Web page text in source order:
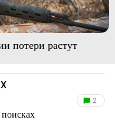
потери растут
2